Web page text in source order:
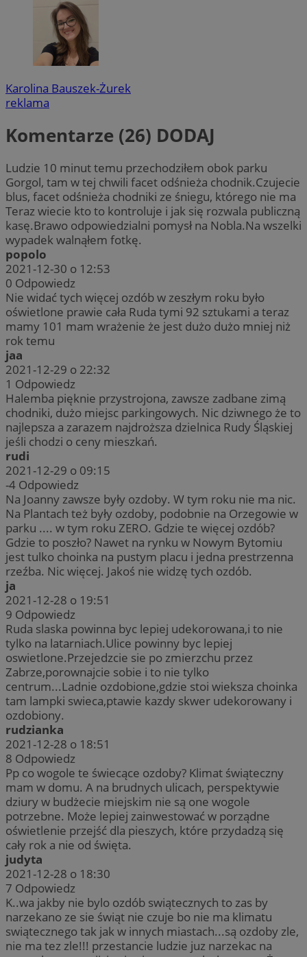
Karolina Bauszek-Żurek
reklama
Komentarze (26) DODAJ
Ludzie 10 minut temu przechodziłem obok parku
Gorgol, tam w tej chwili facet odśnieża chodnik.Czujecie
blus, facet odśnieża chodniki ze śniegu, którego nie ma
Teraz wiecie kto to kontroluje i jak się rozwala publiczną
kasę.Brawo odpowiedzialni pomysł na Nobla.Na wszelki
wypadek walnąłem fotkę.
popolo
2021-12-30 o 12:53
0 Odpowiedz
Nie widać tych więcej ozdób w zeszłym roku było
oświetlone prawie cała Ruda tymi 92 sztukami a teraz
mamy 101 mam wrażenie że jest dużo dużo mniej niż
rok temu
jaa
2021-12-29 o 22:32
1 Odpowiedz
Halemba pięknie przystrojona, zawsze zadbane zimą
chodniki, dużo miejsc parkingowych. Nic dziwnego że to
najlepsza a zarazem najdroższa dzielnica Rudy Śląskiej
jeśli chodzi o ceny mieszkań.
rudi
2021-12-29 o 09:15
-4 Odpowiedz
Na Joanny zawsze były ozdoby. W tym roku nie ma nic.
Na Plantach też były ozdoby, podobnie na Orzegowie w
parku .... w tym roku ZERO. Gdzie te więcej ozdób?
Gdzie to poszło? Nawet na rynku w Nowym Bytomiu
jest tulko choinka na pustym placu i jedna prestrzenna
rzeźba. Nic więcej. Jakoś nie widzę tych ozdób.
ja
2021-12-28 o 19:51
9 Odpowiedz
Ruda slaska powinna byc lepiej udekorowana,i to nie
tylko na latarniach.Ulice powinny byc lepiej
oswietlone.Przejedzcie sie po zmierzchu przez
Zabrze,porownajcie sobie i to nie tylko
centrum...Ladnie ozdobione,gdzie stoi wieksza choinka
tam lampki swieca,ptawie kazdy skwer udekorowany i
ozdobiony.
rudzianka
2021-12-28 o 18:51
8 Odpowiedz
Pp co wogole te świecące ozdoby? Klimat świąteczny
mam w domu. A na brudnych ulicach, perspektywie
dziury w budżecie miejskim nie są one wogole
potrzebne. Może lepiej zainwestować w porządne
oświetlenie przejść dla pieszych, które przydadzą się
cały rok a nie od święta.
judyta
2021-12-28 o 18:30
7 Odpowiedz
K..wa jakby nie bylo ozdób swiątecznych to zas by
narzekano ze sie świąt nie czuje bo nie ma klimatu
swiątecznego tak jak w innych miastach...są ozdoby zle,
nie ma tez zle!!! przestancie ludzie juz narzekac na